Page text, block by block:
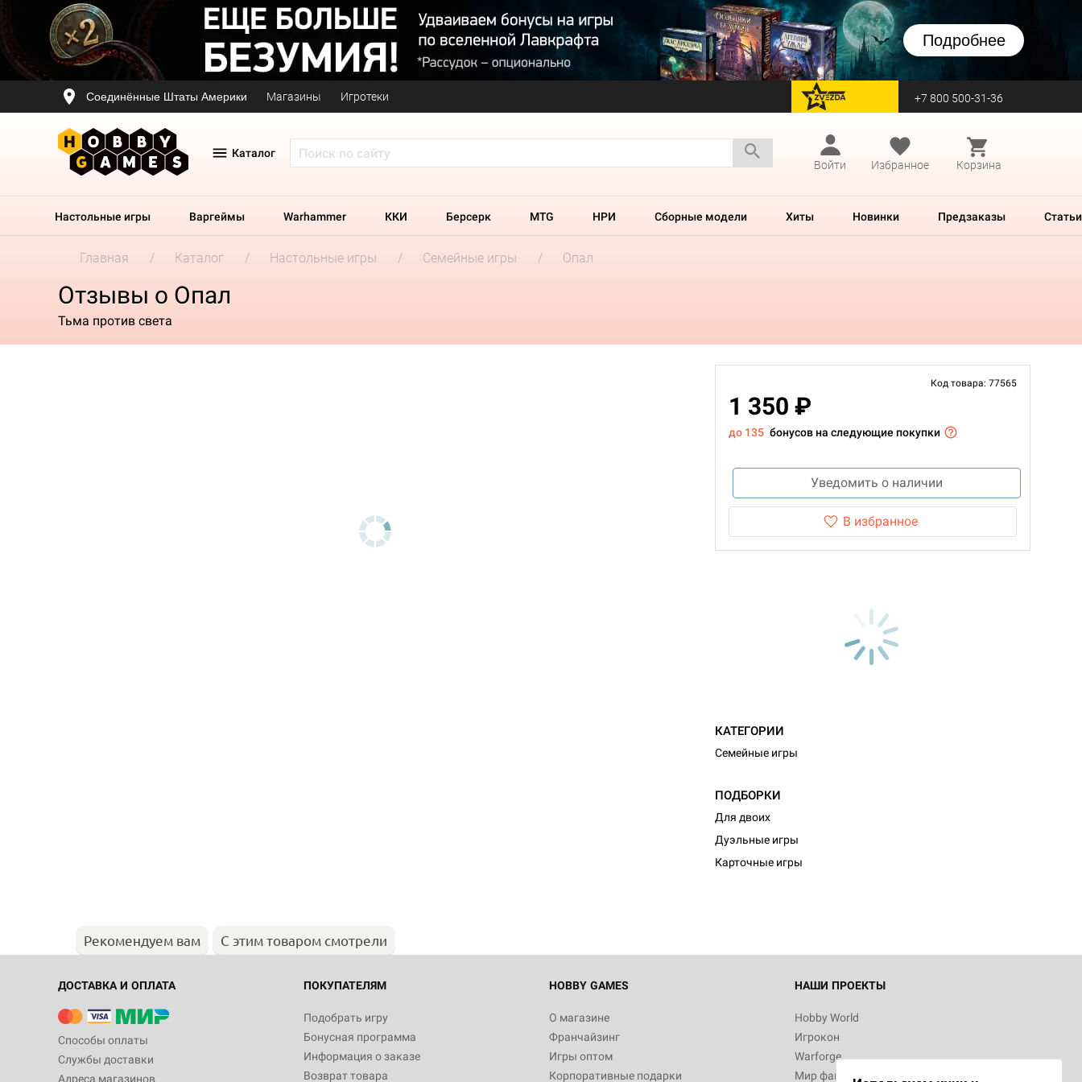
Подробнее
Соединённые Штаты Америки Магазины Игротеки перейти на Zvezda +7 800 500-31-36
Каталог
Войти
Избранное Корзина
Настольные игры Варгеймы Warhammer ККИ Берсерк MTG НРИ Сборные модели Хиты Новинки Предзаказы Статьи
Главная Каталог Настольные игры Семейные игры Опал
Отзывы о Опал
Тьма против света
Код товара: 77565
1 350 ₽
до 135 бонусов на следующие покупки
Уведомить о наличии
В избранное
КАТЕГОРИИ
Семейные игры
ПОДБОРКИ
Для двоих
Дуэльные игры
Карточные игры
Рекомендуем вам С этим товаром смотрели
ДОСТАВКА И ОПЛАТА
Способы оплаты
Службы доставки
Адреса магазинов
ПОКУПАТЕЛЯМ
Подобрать игру
Бонусная программа
Информация о заказе
Возврат товара
HOBBY GAMES
О магазине
Франчайзинг
Игры оптом
Корпоративные подарки
НАШИ ПРОЕКТЫ
Hobby World
Игрокон
Warforge
Мир фантастики